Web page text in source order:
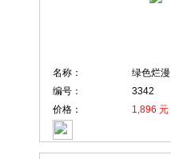
名称：
绿色烂漫
编号：
3342
价格：
1,896 元